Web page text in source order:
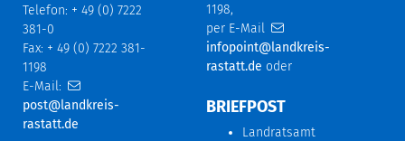
Telefon: + 49 (0) 7222
381-0
Fax: + 49 (0) 7222 381-
1198
E-Mail:
post@landkreis-
rastatt.de
1198,
per E-Mail
infopoint@landkreis-
rastatt.de oder
BRIEFPOST
Landratsamt